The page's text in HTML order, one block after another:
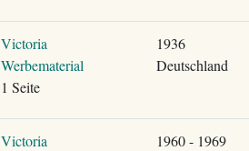
Victoria
Werbematerial
1 Seite
1936
Deutschland
Victoria
1960 - 1969